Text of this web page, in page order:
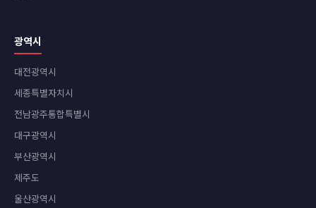
광역시
대전광역시
세종특별자치시
전남광주통합특별시
대구광역시
부산광역시
제주도
울산광역시